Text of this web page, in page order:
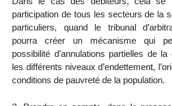
participation de tous les secteurs de la
particuliers, quand le tribunal
pourra créer un mécanisme qui
possibilité d’annulations partielles de
les différents niveaux d’endettement,
conditions de pauvreté de la population.